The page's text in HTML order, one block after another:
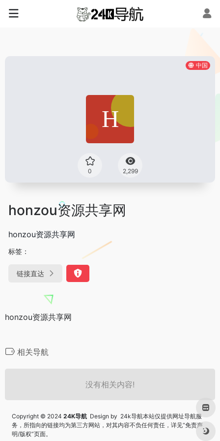
中国
0 2,299
honzou资源共享网
honzou资源共享网
标签：
链接直达
honzou资源共享网
相关导航
没有相关内容!
Copyright © 2024 24K导航 Design by 24k导航本站仅提供网址导航服
务，所指向的链接均为第三方网站，对其内容不负任何责任，详见“免责声
明/版权”页面。